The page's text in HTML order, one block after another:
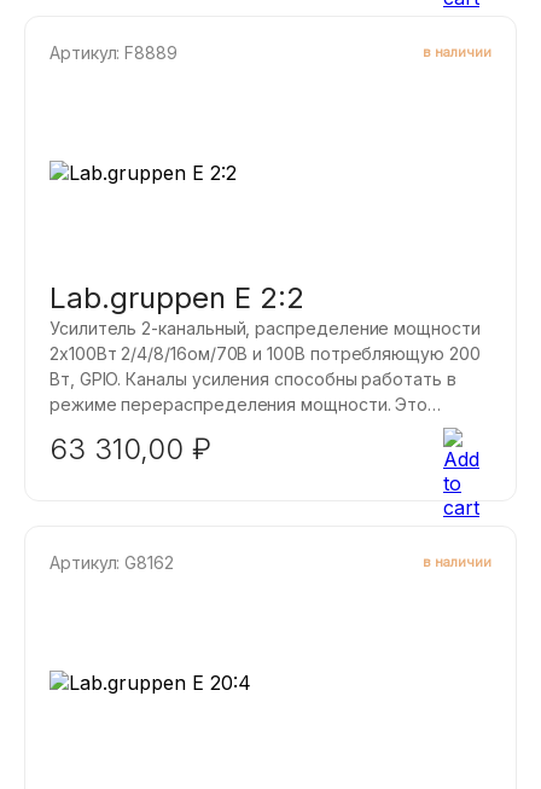
Артикул: F8889 в наличии
Lab.gruppen E 2:2
Усилитель 2-канальный, распределение мощности
2x100Вт 2/4/8/16ом/70В и 100В потребляющую 200
Вт, GPIO. Каналы усиления способны работать в
режиме перераспределения мощности. Это
означает, что имеется номинальная мощность,
которая одинакова для всех каналов усилителя, но
также имеется максимальная мощность, которую
63 310,00 ₽
Артикул: G8162 в наличии